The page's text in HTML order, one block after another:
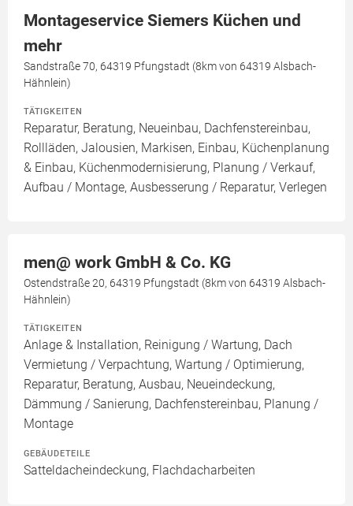
Montageservice Siemers Küchen und
mehr
Sandstraße 70, 64319 Pfungstadt (8km von 64319 Alsbach-
Hähnlein)
TÄTIGKEITEN
Reparatur, Beratung, Neueinbau, Dachfenstereinbau,
Rollläden, Jalousien, Markisen, Einbau, Küchenplanung
& Einbau, Küchenmodernisierung, Planung / Verkauf,
Aufbau / Montage, Ausbesserung / Reparatur, Verlegen
men@ work GmbH & Co. KG
Ostendstraße 20, 64319 Pfungstadt (8km von 64319 Alsbach-
Hähnlein)
TÄTIGKEITEN
Anlage & Installation, Reinigung / Wartung, Dach
Vermietung / Verpachtung, Wartung / Optimierung,
Reparatur, Beratung, Ausbau, Neueindeckung,
Dämmung / Sanierung, Dachfenstereinbau, Planung /
Montage
GEBÄUDETEILE
Satteldacheindeckung, Flachdacharbeiten